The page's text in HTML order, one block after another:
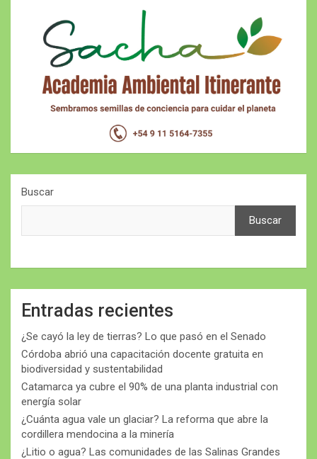
Buscar
Buscar
Entradas recientes
¿Se cayó la ley de tierras? Lo que pasó en el Senado
Córdoba abrió una capacitación docente gratuita en
biodiversidad y sustentabilidad
Catamarca ya cubre el 90% de una planta industrial con
energía solar
¿Cuánta agua vale un glaciar? La reforma que abre la
cordillera mendocina a la minería
¿Litio o agua? Las comunidades de las Salinas Grandes